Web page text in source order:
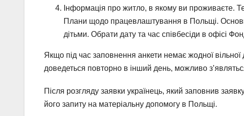
Інформація про житло, в якому ви проживаєте.
Плани щодо працевлаштування в Польщі.
дітьми. Обрати дату та час співбесіди в офісі
Якщо під час заповнення анкети немає жодної
доведеться повторно в інший день, можливо
Після розгляду заявки українець, який заповнив
його запиту на матеріальну допомогу в Польщі.